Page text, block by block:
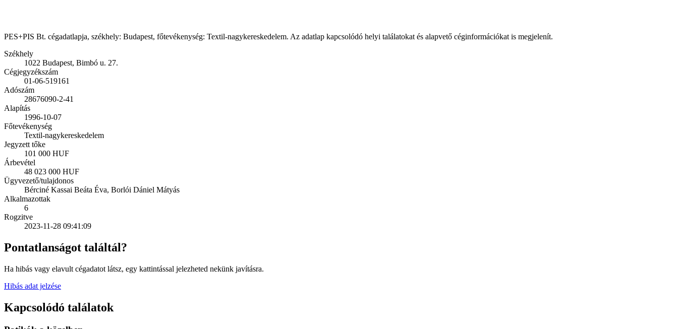
PES+PIS Bt. cégadatlapja, székhely: Budapest, főtevékenység: Textil-nagykereskedelem. Az adatlap kapcsolódó helyi találatokat és alapvető céginformációkat is megjelenít.
Székhely
1022 Budapest, Bimbó u. 27.
Cégjegyzékszám
01-06-519161
Adószám
28676090-2-41
Alapítás
1996-10-07
Főtevékenység
Textil-nagykereskedelem
Jegyzett tőke
101 000 HUF
Árbevétel
48 023 000 HUF
Ügyvezető/tulajdonos
Bérciné Kassai Beáta Éva, Borlói Dániel Mátyás
Alkalmazottak
6
Rogzitve
2023-11-28 09:41:09
Pontatlanságot találtál?
Ha hibás vagy elavult cégadatot látsz, egy kattintással jelezheted nekünk javításra.
Hibás adat jelzése
Kapcsolódó találatok